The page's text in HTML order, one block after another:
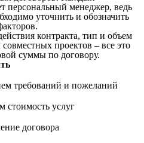
персональный менеджер, ведь
уточнить и обозначить
контракта, тип и объем
проектов – все это
суммы по договору.
требований и пожеланий
стоимость услуг
договора